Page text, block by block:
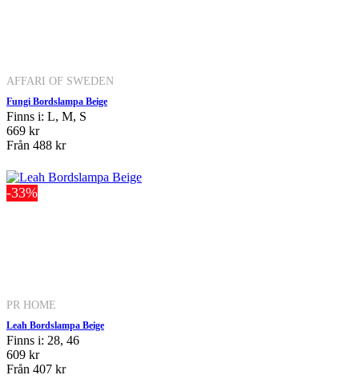
AFFARI OF SWEDEN
Fungi Bordslampa Beige
Finns i: L, M, S
669 kr
Från 488 kr
-33%
PR HOME
Leah Bordslampa Beige
Finns i: 28, 46
609 kr
Från 407 kr